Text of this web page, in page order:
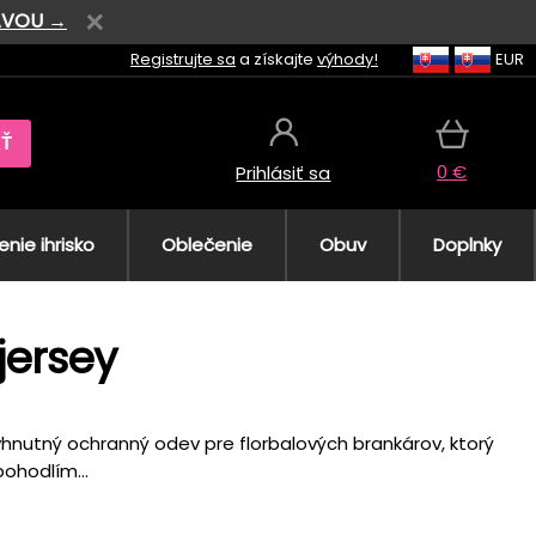
→
Registrujte sa a získajte výhody! EUR
Prihlásiť sa 0 €
ihrisko Oblečenie Obuv Doplnky
ochranný odev pre florbalových brankárov, ktorý